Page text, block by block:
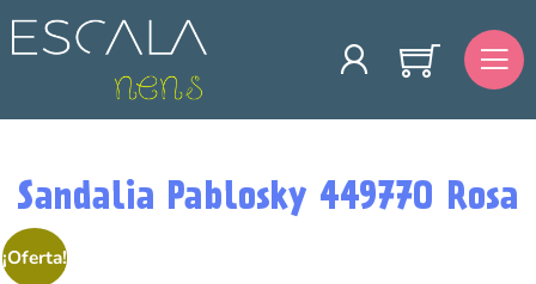
Sandalia Pablosky 449770 Rosa
¡Oferta!